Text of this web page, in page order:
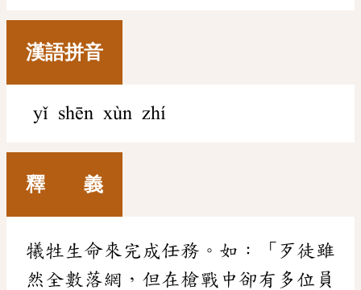
漢語拼音
yǐ shēn xùn zhí
釋 義
犧牲生命來完成任務。如：「歹徒雖
然全數落網，但在槍戰中卻有多位員